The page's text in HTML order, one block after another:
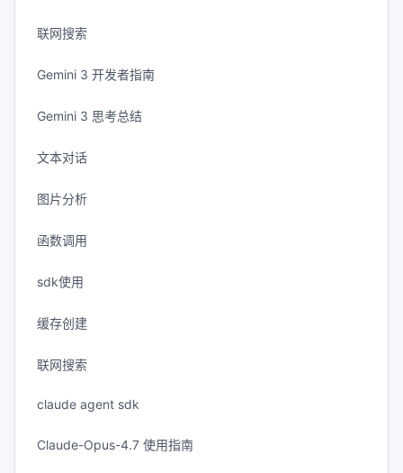
联网搜索
Gemini 3 开发者指南
Gemini 3 思考总结
文本对话
图片分析
函数调用
sdk使用
缓存创建
联网搜索
claude agent sdk
Claude-Opus-4.7 使用指南